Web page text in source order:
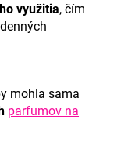
využitia, čím
mohla sama
parfumov na